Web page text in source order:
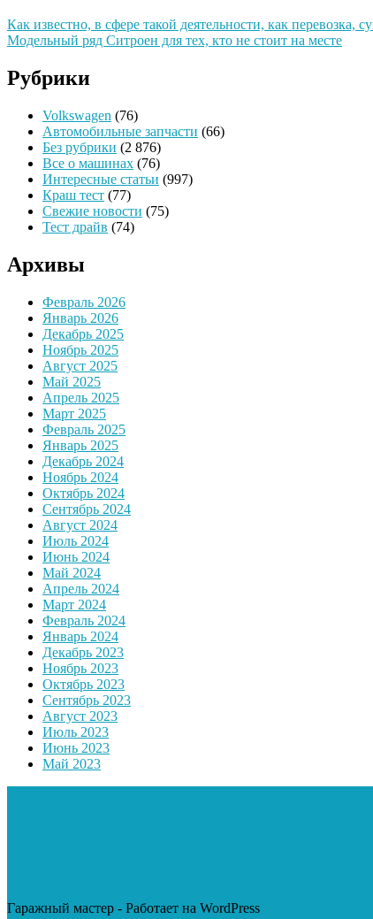
Как известно, в сфере такой деятельности, как
Модельный ряд Ситроен для тех, кто не стоит на месте
Рубрики
Volkswagen (76)
Автомобильные запчасти (66)
Без рубрики (2 876)
Все о машинах (76)
Интересные статьи (997)
Краш тест (77)
Свежие новости (75)
Тест драйв (74)
Архивы
Февраль 2026
Январь 2026
Декабрь 2025
Ноябрь 2025
Август 2025
Май 2025
Апрель 2025
Март 2025
Февраль 2025
Январь 2025
Декабрь 2024
Ноябрь 2024
Октябрь 2024
Сентябрь 2024
Август 2024
Июль 2024
Июнь 2024
Май 2024
Апрель 2024
Март 2024
Февраль 2024
Январь 2024
Декабрь 2023
Ноябрь 2023
Октябрь 2023
Сентябрь 2023
Август 2023
Июль 2023
Июнь 2023
Май 2023
Гаражный мастер - Работает на WordPress